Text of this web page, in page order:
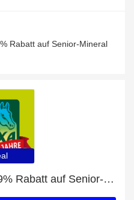
Rabatt auf Senior-Mineral
Bester Verkauf: bis zu 29% Rabatt auf Senior-Mineral